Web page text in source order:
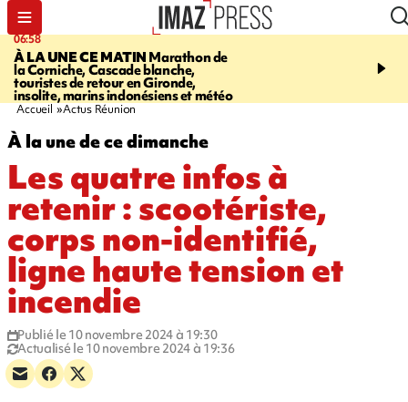
06:58
À LA UNE CE MATIN Marathon de
la Corniche, Cascade blanche,
touristes de retour en Gironde,
insolite, marins indonésiens et météo
09:14
touristes au Porge,
Accueil Actus Réunion
À la une de ce dimanche
Les quatre infos à
retenir : scootériste,
corps non-identifié,
ligne haute tension et
incendie
Publié le 10 novembre 2024 à 19:30
Actualisé le 10 novembre 2024 à 19:36